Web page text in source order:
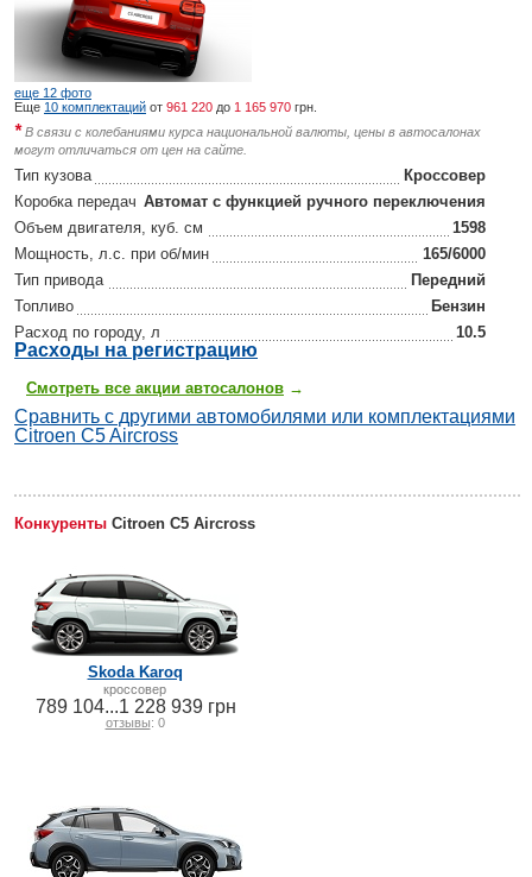
еще 12 фото
Еще 10 комплектаций от 961 220 до 1 165 970 грн.
*В связи с колебаниями курса национальной валюты, цены в автосалонах
могут отличаться от цен на сайте.
Тип кузова
Кроссовер
Коробка передач Автомат с функцией ручного переключения
Объем двигателя, куб. см
1598
Мощность, л.с. при об/мин
165/6000
Тип привода
Передний
Топливо
Бензин
Расход по городу, л
10.5
Расходы на регистрацию
Смотреть все акции автосалонов →
Сравнить с другими автомобилями или комплектациями
Citroen C5 Aircross
Конкуренты Citroen C5 Aircross
Skoda Karoq
кроссовер
789 104...1 228 939 грн
отзывы: 0